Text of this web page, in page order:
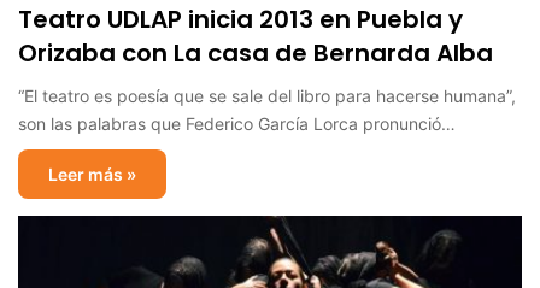
Teatro UDLAP inicia 2013 en Puebla y
Orizaba con La casa de Bernarda Alba
“El teatro es poesía que se sale del libro para hacerse humana”,
son las palabras que Federico García Lorca pronunció…
Leer más »